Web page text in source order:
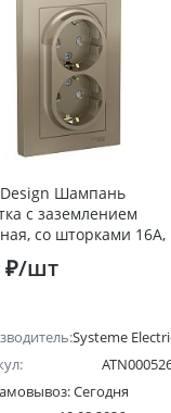
Electric)
Шампань
с заземлением
со шторками 16А,
с рамкой) Systeme
(Schneider Electric)
₽/шт
Systeme
Сегодня